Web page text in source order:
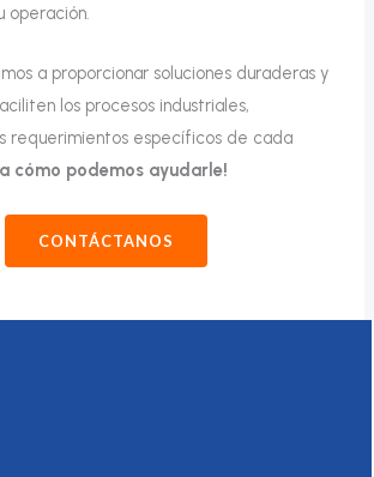
operación.
a proporcionar soluciones duraderas y
los procesos industriales,
requerimientos específicos de cada
cómo podemos ayudarle!
CONTÁCTANOS